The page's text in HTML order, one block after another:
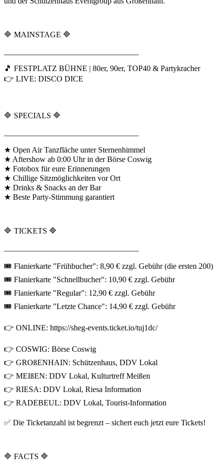
🔷 MAINSTAGE 🔷
🎵 FESTPLATZ BÜHNE | 80er, 90er, TOP40 & Partykracher
👉 LIVE: DISCO DICE
🔷 SPECIALS 🔷
★ Open Air Tanzfläche unter Sternenhimmel
★ Aftershow ab 0:00 Uhr in der Börse Coswig
★ Fotobox für eure Erinnerungen
★ Chillige Sitzmöglichkeiten vor Ort
★ Drinks & Snacks an der Bar
★ Beste Party-Stimmung garantiert
🔷 TICKETS 🔷
🎟 Flanierkarte "Frühbucher": 8,90 € zzgl. Gebühr (die ersten 200)
🎟 Flanierkarte "Schnellbucher": 10,90 € zzgl. Gebühr
🎟 Flanierkarte "Regular": 12,90 € zzgl. Gebühr
🎟 Flanierkarte "Letzte Chance": 14,90 € zzgl. Gebühr
👉 ONLINE: https://sheg-events.ticket.io/tuj1dc/
👉 COSWIG: Börse Coswig
👉 GROßENHAIN: Schützenhaus, DDV Lokal
👉 MEIßEN: DDV Lokal, Kulturtreff Meißen
👉 RIESA: DDV Lokal, Riesa Information
👉 RADEBEUL: DDV Lokal, Tourist-Information
✅ Die Ticketanzahl ist begrenzt – sichert euch jetzt eure Tickets!
🔷 FACTS 🔷